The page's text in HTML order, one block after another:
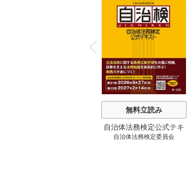
P
r
e
i
o
u
s
無料立読み
自治体法務検定公式テキ
スト 政策法務編 ２０
自治体法務検定委員会